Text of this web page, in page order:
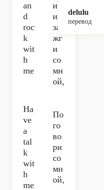
an
d
roc
k
wit
h
me
и
и
за
жг
и
со
мн
ой,
Ha
ve
a
tal
k
wit
h
me
По
го
во
ри
со
мн
ой,
delulu
перевод